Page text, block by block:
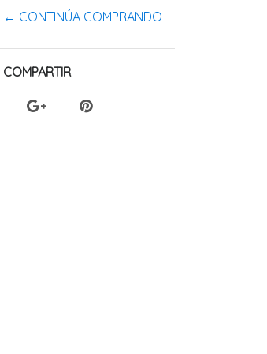
← CONTINÚA COMPRANDO
COMPARTIR